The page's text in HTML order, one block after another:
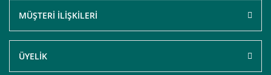
MÜŞTERİ İLİŞKİLERİ
ÜYELİK